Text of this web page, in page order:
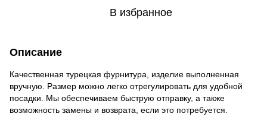
В избранное
Описание
Качественная турецкая фурнитура, изделие выполненная
вручную. Размер можно легко отрегулировать для удобной
посадки. Мы обеспечиваем быструю отправку, а также
возможность замены и возврата, если это потребуется.